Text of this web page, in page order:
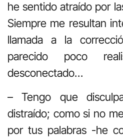
he sentido atraído por
Siempre me resultan
llamada a la
parecido poco
desconectado…
– Tengo que
distraído; como si no
por tus palabras -he